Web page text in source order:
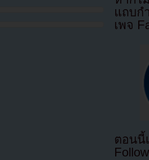
แถบก
เพจ
ตอนนี้